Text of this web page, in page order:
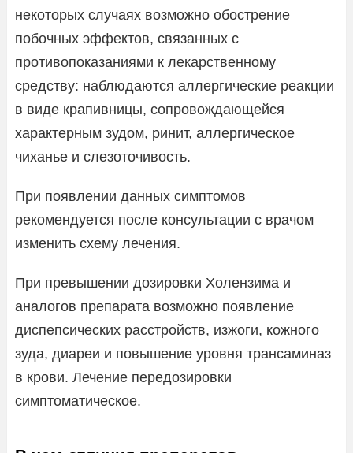
некоторых случаях возможно обострение
побочных эффектов, связанных с
противопоказаниями к лекарственному
средству: наблюдаются аллергические реакции
в виде крапивницы, сопровождающейся
характерным зудом, ринит, аллергическое
чиханье и слезоточивость.
При появлении данных симптомов
рекомендуется после консультации с врачом
изменить схему лечения.
При превышении дозировки Холензима и
аналогов препарата возможно появление
диспепсических расстройств, изжоги, кожного
зуда, диареи и повышение уровня трансаминаз
в крови. Лечение передозировки
симптоматическое.